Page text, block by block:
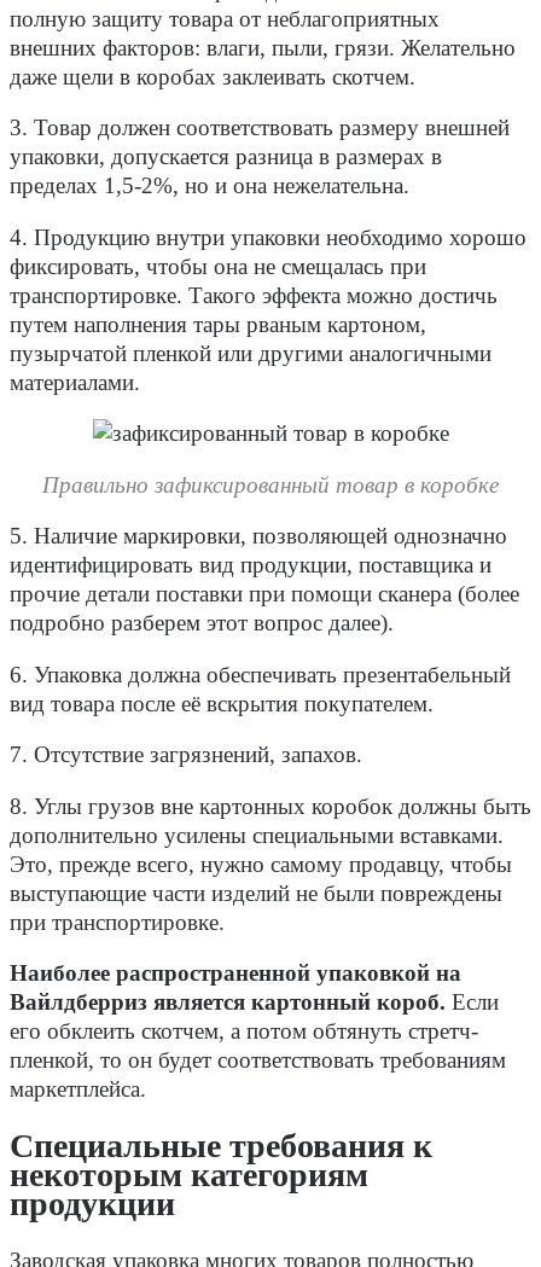
полную защиту товара от неблагоприятных
внешних факторов: влаги, пыли, грязи. Желательно
даже щели в коробах заклеивать скотчем.
3. Товар должен соответствовать размеру внешней
упаковки, допускается разница в размерах в
пределах 1,5-2%, но и она нежелательна.
4. Продукцию внутри упаковки необходимо хорошо
фиксировать, чтобы она не смещалась при
транспортировке. Такого эффекта можно достичь
путем наполнения тары рваным картоном,
пузырчатой пленкой или другими аналогичными
материалами.
Правильно зафиксированный товар в коробке
5. Наличие маркировки, позволяющей однозначно
идентифицировать вид продукции, поставщика и
прочие детали поставки при помощи сканера (более
подробно разберем этот вопрос далее).
6. Упаковка должна обеспечивать презентабельный
вид товара после её вскрытия покупателем.
7. Отсутствие загрязнений, запахов.
8. Углы грузов вне картонных коробок должны быть
дополнительно усилены специальными вставками.
Это, прежде всего, нужно самому продавцу, чтобы
выступающие части изделий не были повреждены
при транспортировке.
Наиболее распространенной упаковкой на
Вайлдберриз является картонный короб. Если
его обклеить скотчем, а потом обтянуть стретч-
пленкой, то он будет соответствовать требованиям
маркетплейса.
Специальные требования к
некоторым категориям
продукции
Заводская упаковка многих товаров полностью